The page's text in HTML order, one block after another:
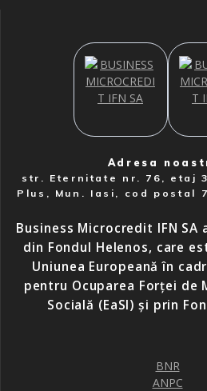
Adresa
str. Eternitate nr. 76, etaj
Plus, Mun. Iasi, cod postal
Business Microcredit IFN
din Fondul Helenos, care
Uniunea Europeană în
pentru Ocuparea Forței de
Socială (EaSI) și prin
BNR
ANPC